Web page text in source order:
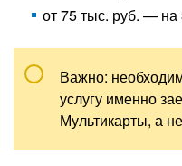
от 75 тыс. руб. — на
Важно:
услугу именно
Мультикарты, а